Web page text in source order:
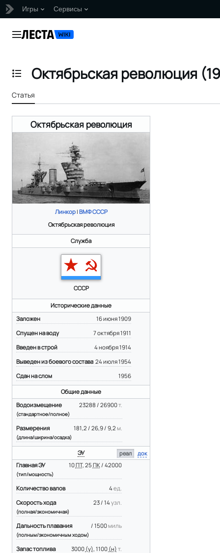
Игры Сервисы
Главное меню
Отобразить/Скрыть содержание
Октябрьская революция
Статья
Октябрьская революция
Линкор| ВМФ СССР
Октябрьская революция
Служба
СССР
Исторические данные
16 июня 1909
Заложен
7 октября 1911
Спущен на воду
4 ноября 1914
Введен в строй
24 июля 1954
Выведен из боевого состава
1956
Сдан на слом
Общие данные
23288 / 26900т.
Водоизмещение
(стандартное/полное)
181,2 / 26,9 / 9,2 м.
Размерения
(длина/ширина/осадка)
ЭУ реал
док
10ПТ, 25ПК/ 42000
Главная ЭУ
(тип/мощность)
4ед.
Количество валов
23 / 14узл.
Скорость хода
(полная/экономичная)
/ 1500 миль
Дальность плавания
(полным/экономичным ходом)
3000 (у), 1100 (н) т.
Запас топлива